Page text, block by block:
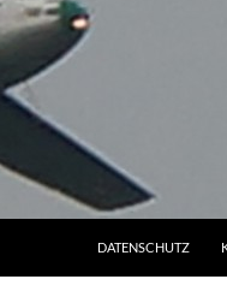
DATENSCHUTZ